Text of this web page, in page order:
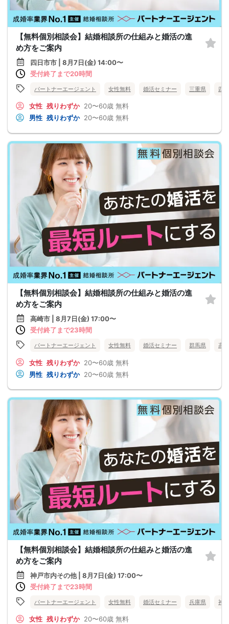
【無料個別相談会】結婚相談所の仕組みと婚活の進
め方をご案内
四日市市 | 8月7日(金) 14:00〜
受付終了まで20時間
パートナーエージェント 女性無料 婚活セミナー 三重県 四
女性 残りわずか 20〜60歳 無料
男性 残りわずか 20〜60歳 無料
【無料個別相談会】結婚相談所の仕組みと婚活の進
め方をご案内
高崎市 | 8月7日(金) 17:00〜
受付終了まで23時間
パートナーエージェント 女性無料 婚活セミナー 群馬県 高
女性 残りわずか 20〜60歳 無料
男性 残りわずか 20〜60歳 無料
【無料個別相談会】結婚相談所の仕組みと婚活の進
め方をご案内
神戸市内その他 | 8月7日(金) 17:00〜
受付終了まで23時間
パートナーエージェント 女性無料 婚活セミナー 兵庫県 神
女性 残りわずか 20〜60歳 無料